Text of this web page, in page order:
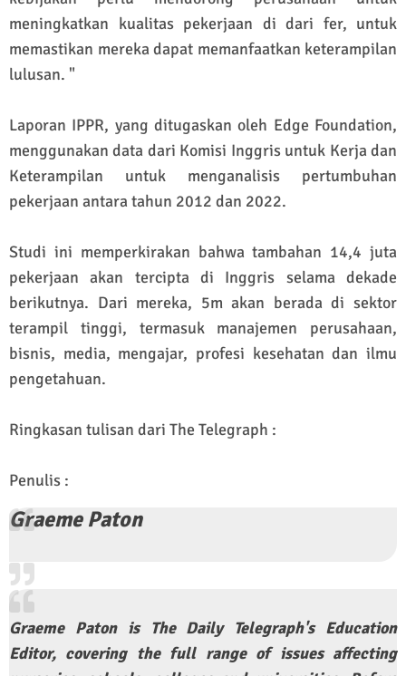
meningkatkan kualitas pekerjaan di dari fer, untuk
memastikan mereka dapat memanfaatkan keterampilan
lulusan. "
Laporan IPPR, yang ditugaskan oleh Edge Foundation,
menggunakan data dari Komisi Inggris untuk Kerja dan
Keterampilan untuk menganalisis pertumbuhan
pekerjaan antara tahun 2012 dan 2022.
Studi ini memperkirakan bahwa tambahan 14,4 juta
pekerjaan akan tercipta di Inggris selama dekade
berikutnya. Dari mereka, 5m akan berada di sektor
terampil tinggi, termasuk manajemen perusahaan,
bisnis, media, mengajar, profesi kesehatan dan ilmu
pengetahuan.
Ringkasan tulisan dari The Telegraph :
Penulis :
Graeme Paton
Graeme Paton is The Daily Telegraph's Education
Editor, covering the full range of issues affecting